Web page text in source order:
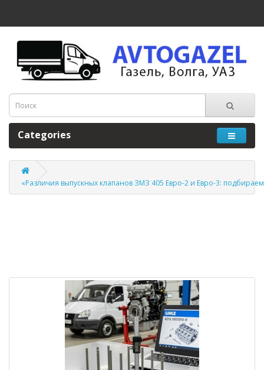
Categories
«Различия выпускных клапанов ЗМЗ 405 Евро-2 и Евро-3: